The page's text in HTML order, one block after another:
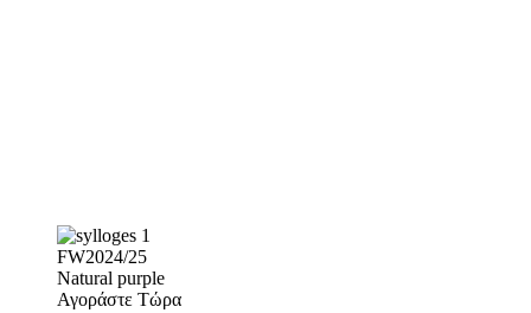
FW2024/25
Natural purple
Αγοράστε Τώρα